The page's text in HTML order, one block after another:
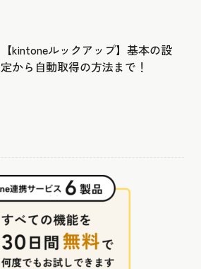
【kintoneルックアップ】基本の設
定から自動取得の方法まで！